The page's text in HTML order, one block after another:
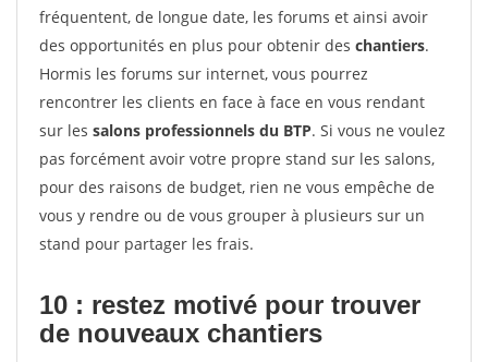
fréquentent, de longue date, les forums et ainsi avoir
des opportunités en plus pour obtenir des chantiers.
Hormis les forums sur internet, vous pourrez
rencontrer les clients en face à face en vous rendant
sur les salons professionnels du BTP. Si vous ne voulez
pas forcément avoir votre propre stand sur les salons,
pour des raisons de budget, rien ne vous empêche de
vous y rendre ou de vous grouper à plusieurs sur un
stand pour partager les frais.
10 : restez motivé pour trouver
de nouveaux chantiers